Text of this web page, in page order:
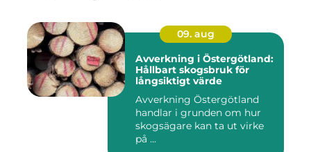
09. aug
Avverkning i Östergötland:
Hållbart skogsbruk för
långsiktigt värde
Avverkning Östergötland
handlar i grunden om hur
skogsägare kan ta ut virke
på ...